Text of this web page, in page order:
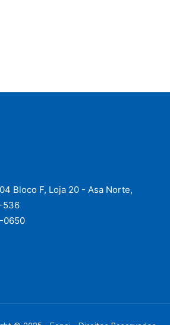
Bloco F, Loja 20 - Asa Norte,
536
0650